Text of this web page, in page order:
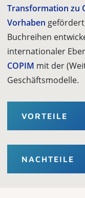
Transfor­mation zu
Vorhaben
Buchreihen
interna­tionaler
COPIM mit der
Geschäftsmodelle.
VORTEILE
NACHTEILE